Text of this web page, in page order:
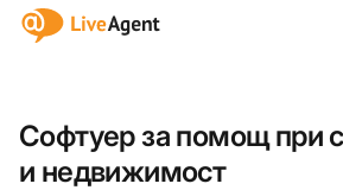
:site.title
Софтуер за помощ при
и недвижимост